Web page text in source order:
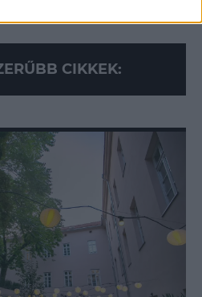
CIKKEK: